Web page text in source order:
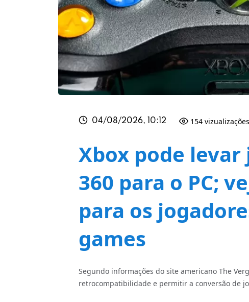
04/08/2026, 10:12 154 vizualizações
Xbox pode levar
360 para o PC;
para os
games
Segundo informações do site americano The
retrocompatibilidade e permitir a conversão de